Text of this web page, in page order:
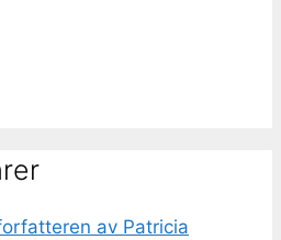
av Patricia